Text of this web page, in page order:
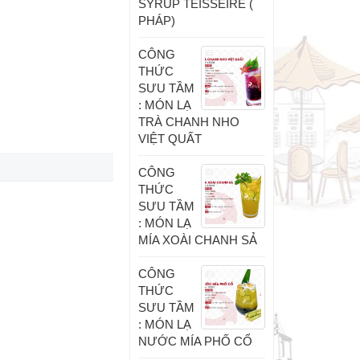
SYRUP TEISSEIRE (
PHÁP)
CÔNG
THỨC
SƯU TẦM
: MÓN LẠ
TRÀ CHANH NHO
VIỆT QUẤT
CÔNG
THỨC
SƯU TẦM
: MÓN LẠ
MÍA XOÀI CHANH SẢ
CÔNG
THỨC
SƯU TẦM
: MÓN LẠ
NƯỚC MÍA PHỐ CỔ